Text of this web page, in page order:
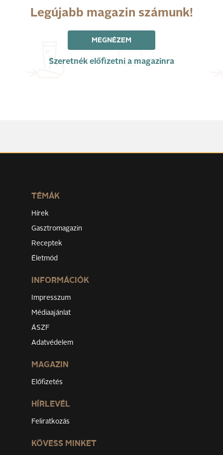
Legújabb magazin számunk!
MEGNÉZEM
Szeretnék előfizetni a magazinra
TÉMÁK
Hírek
Gasztromagazin
Receptek
Életmód
INFORMÁCIÓK
Impresszum
Médiaajánlat
ÁSZF
Adatvédelem
MAGAZIN
Előfizetés
HÍRLEVÉL
Feliratkozás
KÖVESS MINKET